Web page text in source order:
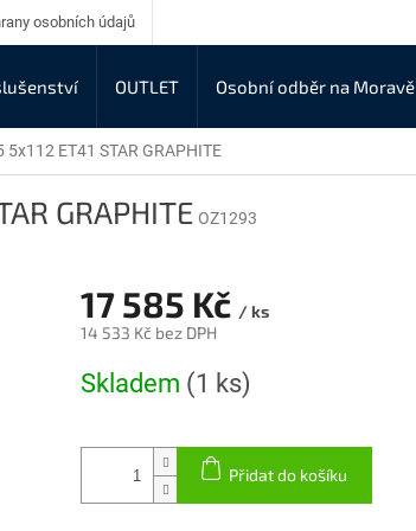
osobních údajů
OUTLET Osobní odběr na Moravě
5x112 ET41 STAR GRAPHITE
GRAPHITE OZ1293
17 585 Kč / ks
14 533 Kč bez DPH
cena:
Skladem (1 ks)
Přidat do košíku